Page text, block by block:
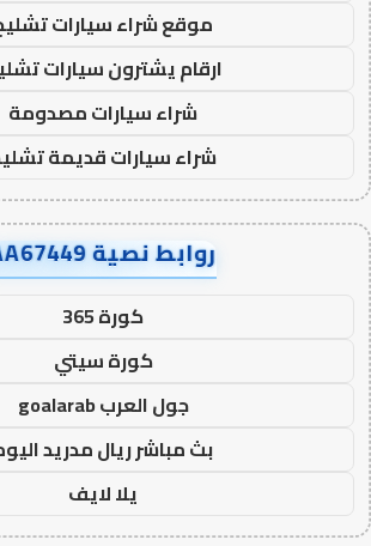
موقع شراء سيارات
ارقام يشترون سيارات
شراء سيارات مصدومة
شراء سيارات قديمة
روابط نصية AA67449
كورة 365
كورة سيتي
جول العرب goalarab
بث مباشر ريال مدريد
يلا لايف